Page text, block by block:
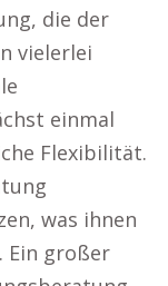
die der
vielerlei
einmal
Flexibilität.
was ihnen
Ein großer